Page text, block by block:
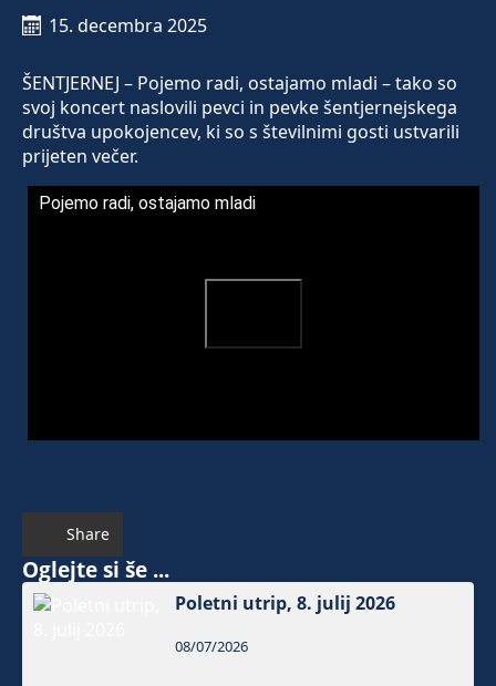
15. decembra 2025
ŠENTJERNEJ – Pojemo radi, ostajamo mladi – tako so
svoj koncert naslovili pevci in pevke šentjernejskega
društva upokojencev, ki so s številnimi gosti ustvarili
prijeten večer.
Pojemo radi, ostajamo mladi
Share
Oglejte si še ...
Poletni utrip, 8. julij 2026
08/07/2026